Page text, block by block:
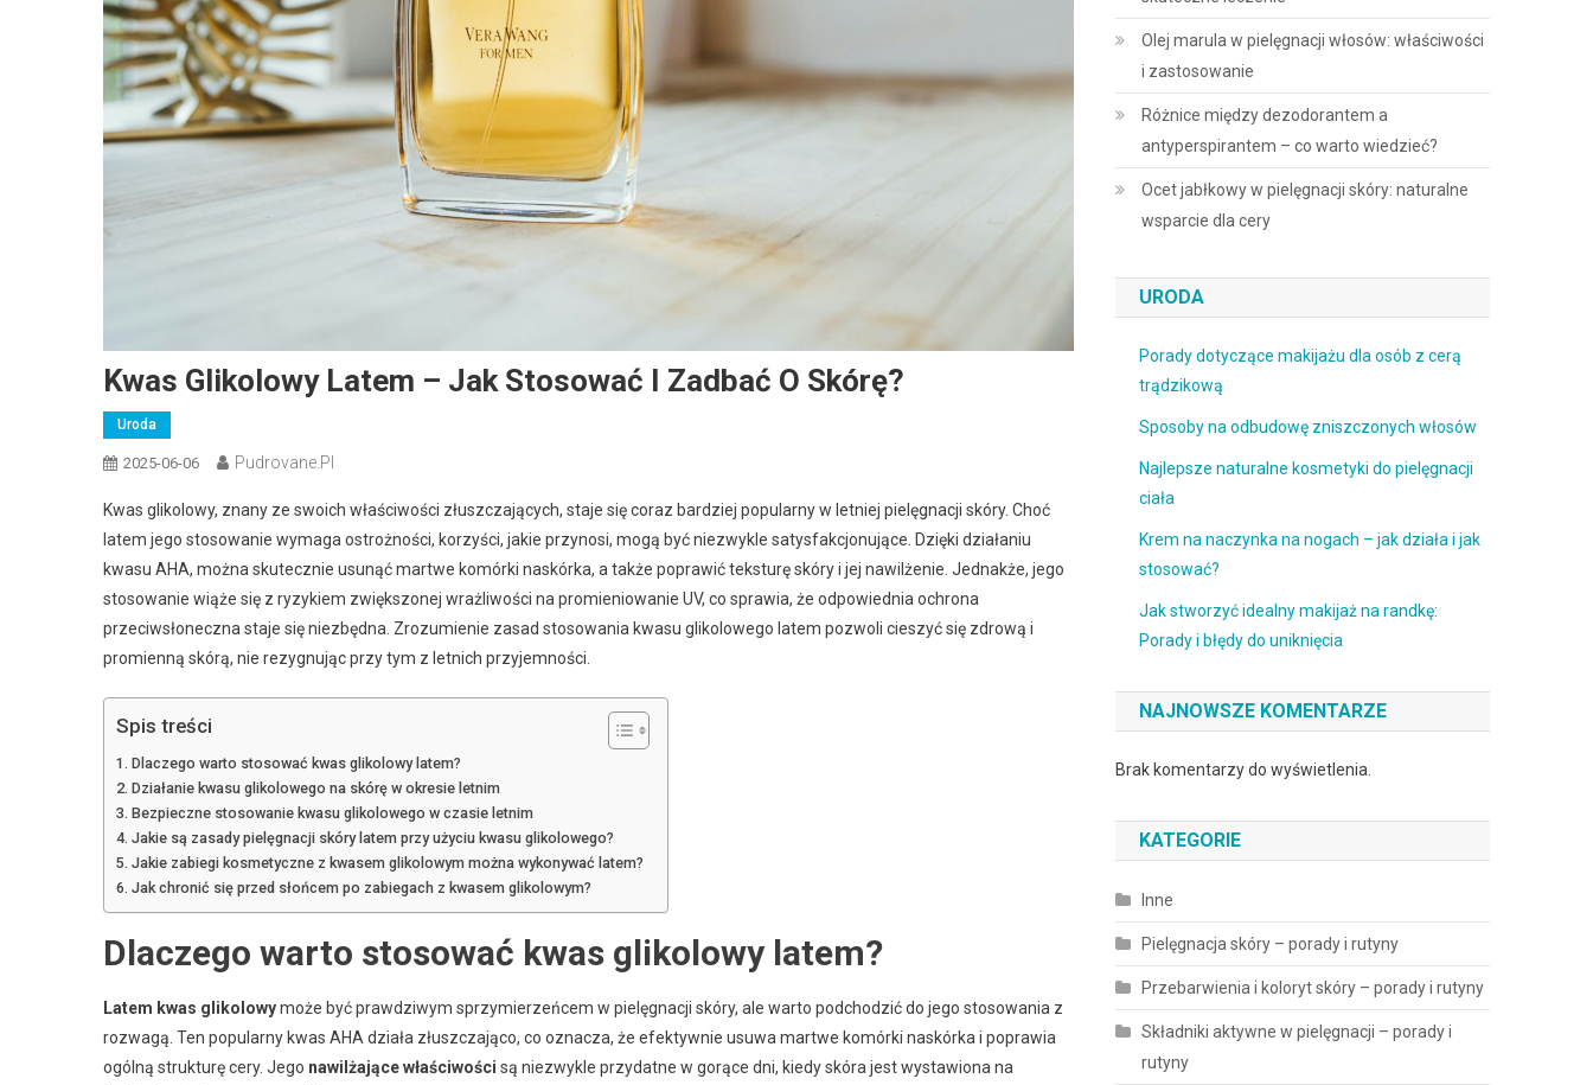
Kwas Glikolowy Latem – Jak Stosować I Zadbać O Skórę?
Uroda
2025-06-06 Pudrovane.pl
Kwas glikolowy, znany ze swoich właściwości złuszczających, staje się coraz bardziej popularny w letniej pielęgnacji skóry. Choć
latem jego stosowanie wymaga ostrożności, korzyści, jakie przynosi, mogą być niezwykle satysfakcjonujące. Dzięki działaniu
kwasu AHA, można skutecznie usunąć martwe komórki naskórka, a także poprawić teksturę skóry i jej nawilżenie. Jednakże, jego
stosowanie wiąże się z ryzykiem zwiększonej wrażliwości na promieniowanie UV, co sprawia, że odpowiednia ochrona
przeciwsłoneczna staje się niezbędna. Zrozumienie zasad stosowania kwasu glikolowego latem pozwoli cieszyć się zdrową i
promienną skórą, nie rezygnując przy tym z letnich przyjemności.
Spis treści
Dlaczego warto stosować kwas glikolowy latem?
Działanie kwasu glikolowego na skórę w okresie letnim
Bezpieczne stosowanie kwasu glikolowego w czasie letnim
Jakie są zasady pielęgnacji skóry latem przy użyciu kwasu glikolowego?
Jakie zabiegi kosmetyczne z kwasem glikolowym można wykonywać latem?
Jak chronić się przed słońcem po zabiegach z kwasem glikolowym?
Dlaczego warto stosować kwas glikolowy latem?
Latem kwas glikolowymoże być prawdziwym sprzymierzeńcem w pielęgnacji skóry, ale warto podchodzić do jego stosowania z
rozwagą. Ten popularny kwas AHA działa złuszczająco, co oznacza, że efektywnie usuwa martwe komórki naskórka i poprawia
ogólną strukturę cery. Jego nawilżające właściwości są niezwykle przydatne w gorące dni, kiedy skóra jest wystawiona na
Olej marula w pielęgnacji włosów: właściwości
i zastosowanie
Różnice między dezodorantem a
antyperspirantem – co warto wiedzieć?
Ocet jabłkowy w pielęgnacji skóry: naturalne
wsparcie dla cery
URODA
Porady dotyczące makijażu dla osób z cerą
trądzikową
Sposoby na odbudowę zniszczonych włosów
Najlepsze naturalne kosmetyki do pielęgnacji
ciała
Krem na naczynka na nogach – jak działa i jak
stosować?
Jak stworzyć idealny makijaż na randkę:
Porady i błędy do uniknięcia
NAJNOWSZE KOMENTARZE
Brak komentarzy do wyświetlenia.
KATEGORIE
Inne
Pielęgnacja skóry – porady i rutyny
Przebarwienia i koloryt skóry – porady i rutyny
Składniki aktywne w pielęgnacji – porady i
rutyny